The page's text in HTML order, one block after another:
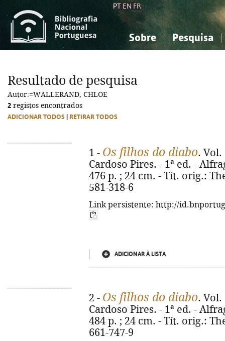
PT EN FR
Sobre Pesquisa
Ciências sociais...
Ciências sociais...
Resultado de pesquisa
Autor:=WALLERAND, CHLOE
2 registos encontrados
ADICIONAR TODOS RETIRAR TODOS
1 - Os filhos do diabo. Vol.
Cardoso Pires. - 1ª ed. -
476 p. ; 24 cm. - Tít. orig.:
581-318-6
Link persistente: http://
ADICIONAR À LISTA
2 - Os filhos do diabo. Vol.
Cardoso Pires. - 1ª ed. -
484 p. ; 24 cm. - Tít. orig.:
661-747-9